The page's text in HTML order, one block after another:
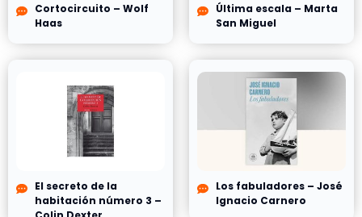
Cortocircuito – Wolf
Haas
Última escala – Marta
San Miguel
El secreto de la
habitación número 3 –
Los fabuladores – José
Ignacio Carnero